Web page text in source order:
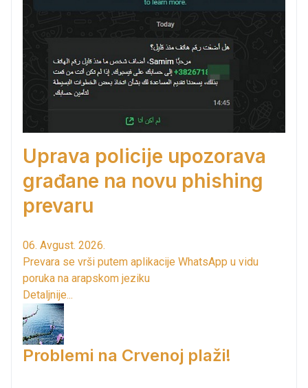
Uprava policije upozorava
građane na novu phishing
prevaru
06. Avgust. 2026.
Prevara se vrši putem aplikacije WhatsApp u vidu
poruka na arapskom jeziku
Detaljnije...
Problemi na Crvenoj plaži!